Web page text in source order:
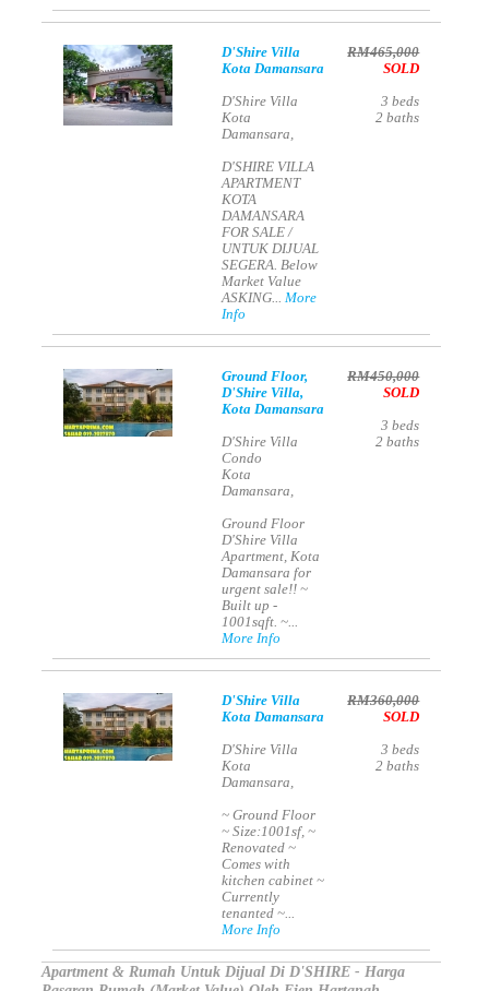
D'Shire Villa
Kota Damansara
D'Shire Villa
Kota
Damansara,
D'SHIRE VILLA
APARTMENT
KOTA
DAMANSARA
FOR SALE /
UNTUK DIJUAL
SEGERA. Below
Market Value
ASKING...More
Info
RM465,000
SOLD
3 beds
2 baths
Ground Floor,
D'Shire Villa,
Kota Damansara
D'Shire Villa
Condo
Kota
Damansara,
Ground Floor
D'Shire Villa
Apartment, Kota
Damansara for
urgent sale!! ~
Built up -
1001sqft. ~...
More Info
RM450,000
SOLD
3 beds
2 baths
D'Shire Villa
Kota Damansara
D'Shire Villa
Kota
Damansara,
~ Ground Floor
~ Size:1001sf, ~
Renovated ~
Comes with
kitchen cabinet ~
Currently
tenanted ~...
More Info
RM360,000
SOLD
3 beds
2 baths
Apartment & Rumah Untuk Dijual Di D'SHIRE - Harga